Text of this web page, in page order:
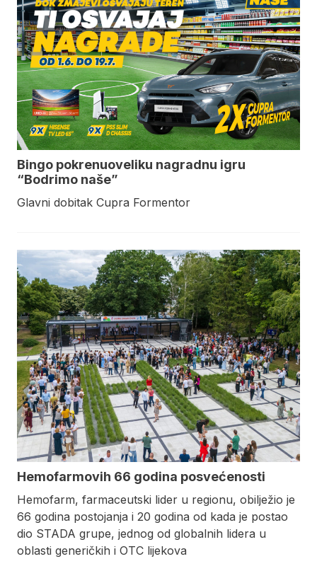
Bingo pokrenuoveliku nagradnu igru
“Bodrimo naše”
Glavni dobitak Cupra Formentor
Hemofarmovih 66 godina posvećenosti
Hemofarm, farmaceutski lider u regionu, obilježio je
66 godina postojanja i 20 godina od kada je postao
dio STADA grupe, jednog od globalnih lidera u
oblasti generičkih i OTC lijekova